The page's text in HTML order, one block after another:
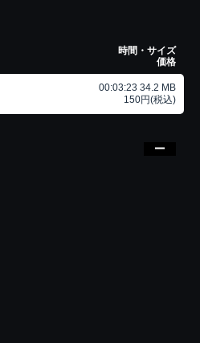
時間・サイズ
価格
00:03:23 34.2 MB
150円(税込)